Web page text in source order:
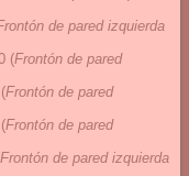
de pared izquierda
(Frontón de pared
(Frontón de pared
(Frontón de pared
Frontón de pared izquierda